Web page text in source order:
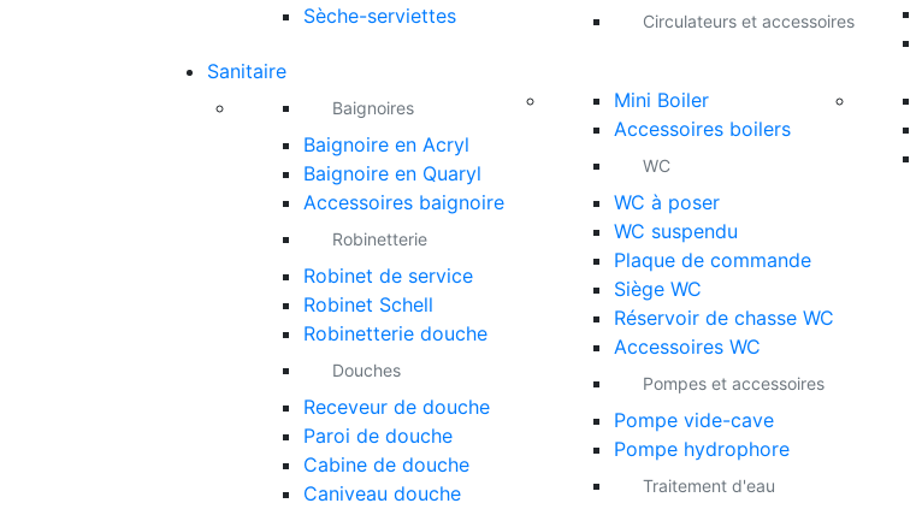
Sèche-serviettes
Circulateurs et accessoires
Sanitaire
Baignoires
Baignoire en Acryl
Baignoire en Quaryl
Accessoires baignoire
Robinetterie
Robinet de service
Robinet Schell
Robinetterie douche
Douches
Receveur de douche
Paroi de douche
Cabine de douche
Caniveau douche
Mini Boiler
Accessoires boilers
WC
WC à poser
WC suspendu
Plaque de commande
Siège WC
Réservoir de chasse WC
Accessoires WC
Pompes et accessoires
Pompe vide-cave
Pompe hydrophore
Traitement d'eau